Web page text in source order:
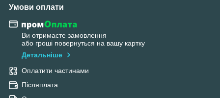
Умови оплати
Ви отримаєте замовлення
або гроші повернуться на вашу картку
Детальніше
Оплатити частинами
Післяплата